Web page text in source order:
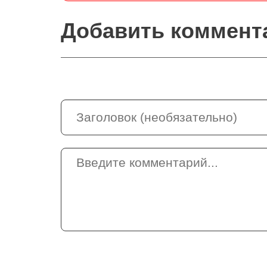
Добавить